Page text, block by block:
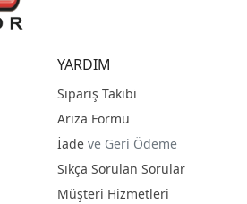
YARDIM
Sipariş Takibi
Arıza Formu
İade ve Geri Ödeme
Sıkça Sorulan Sorular
Müşteri Hizmetleri